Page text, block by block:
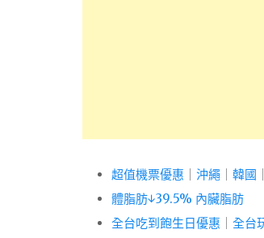
超值機票優惠 沖繩 韓國
體脂肪↓39.5% 內臟脂肪
全台吃到飽生日優惠
全台